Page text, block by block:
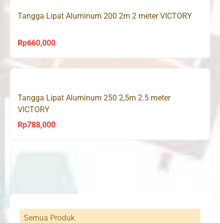
Tangga Lipat Aluminum 200 2m 2 meter VICTORY
Rp660,000
Tangga Lipat Aluminum 250 2,5m 2.5 meter
VICTORY
Rp788,000
Semua Produk